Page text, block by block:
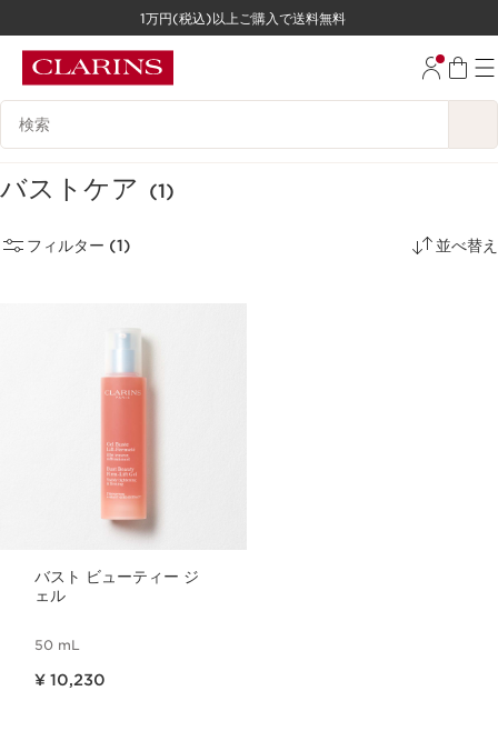
コンテンツへ移動
1万円(税込)以上ご購入で送料無料
検索候補
バストケア (1)
フィルター (1) 並べ替え
バスト ビューティー ジ
ェル
50 mL
¥ 10,230